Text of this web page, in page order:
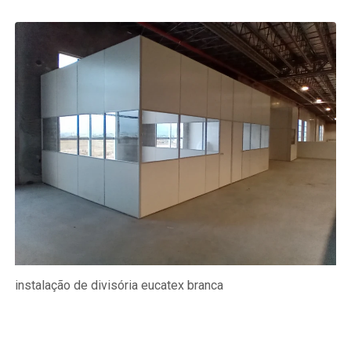
instalação de divisória eucatex branca